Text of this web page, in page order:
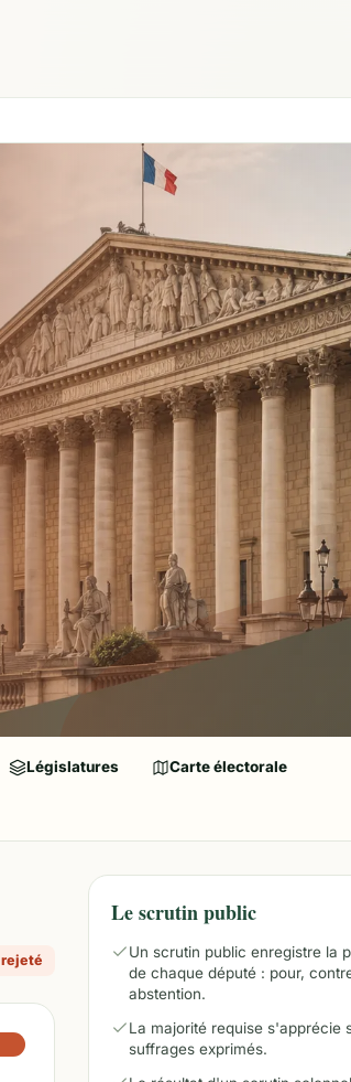
Législatures Carte électorale
rejeté
Le scrutin public
Un scrutin public enregistre la
de chaque député : pour,
abstention.
La majorité requise s'apprécie
suffrages exprimés.